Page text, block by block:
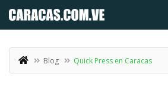
Blog Quick Press en Caracas